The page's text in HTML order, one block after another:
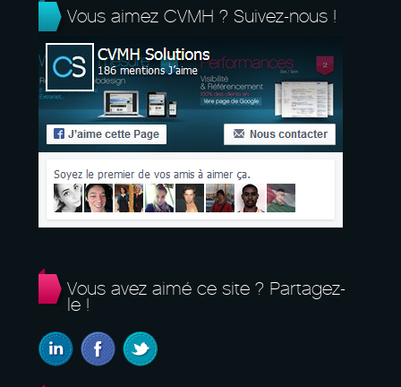
Vous aimez CVMH ? Suivez-nous !
Vous avez aimé ce site ? Partagez-
le !